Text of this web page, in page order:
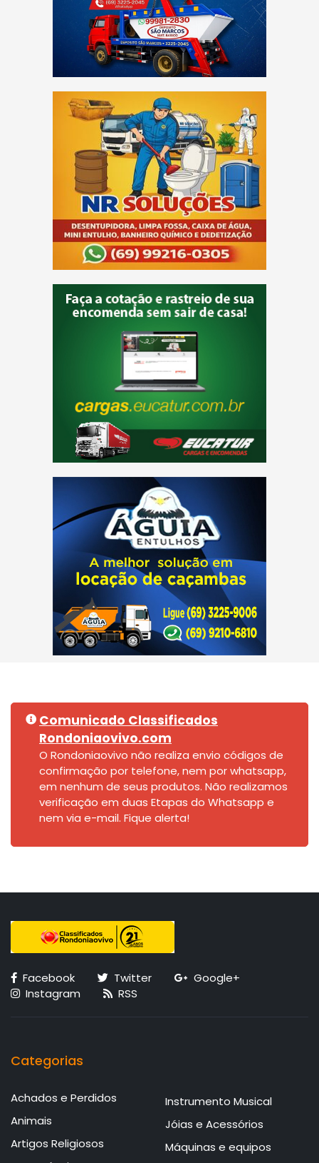
Comunicado Classificados
Rondoniaovivo.com
O Rondoniaovivo não realiza envio códigos de
confirmação por telefone, nem por whatsapp,
em nenhum de seus produtos. Não realizamos
verificação em duas Etapas do Whatsapp e
nem via e-mail. Fique alerta!
Facebook Twitter
Google+
Instagram
RSS
Categorias
Achados e Perdidos
Animais
Artigos Religiosos
Instrumento Musical
Jóias e Acessórios
Máquinas e equipos